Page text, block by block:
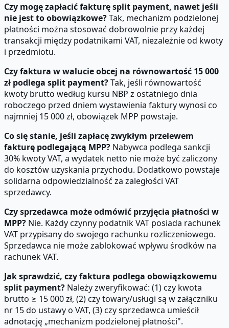
Czy mogę zapłacić fakturę split payment, nawet jeśli
nie jest to obowiązkowe?Tak, mechanizm podzielonej
płatności można stosować dobrowolnie przy każdej
transakcji między podatnikami VAT, niezależnie od kwoty
i przedmiotu.
Czy faktura w walucie obcej na równowartość 15 000
zł podlega split payment?Tak, jeśli równowartość
kwoty brutto według kursu NBP z ostatniego dnia
roboczego przed dniem wystawienia faktury wynosi co
najmniej 15 000 zł, obowiązek MPP powstaje.
Co się stanie, jeśli zapłacę zwykłym przelewem
fakturę podlegającą MPP? Nabywca podlega sankcji
30% kwoty VAT, a wydatek netto nie może być zaliczony
do kosztów uzyskania przychodu. Dodatkowo powstaje
solidarna odpowiedzialność za zaległości VAT
sprzedawcy.
Czy sprzedawca może odmówić przyjęcia płatności w
MPP? Nie. Każdy czynny podatnik VAT posiada rachunek
VAT przypisany do swojego rachunku rozliczeniowego.
Sprzedawca nie może zablokować wpływu środków na
rachunek VAT.
Jak sprawdzić, czy faktura podlega obowiązkowemu
split payment? Należy zweryfikować: (1) czy kwota
brutto ≥ 15 000 zł, (2) czy towary/usługi są w załączniku
nr 15 do ustawy o VAT, (3) czy sprzedawca umieścił
adnotację „mechanizm podzielonej płatności".